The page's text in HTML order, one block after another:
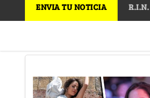
ENVIA TU NOTICIA R.I.N.